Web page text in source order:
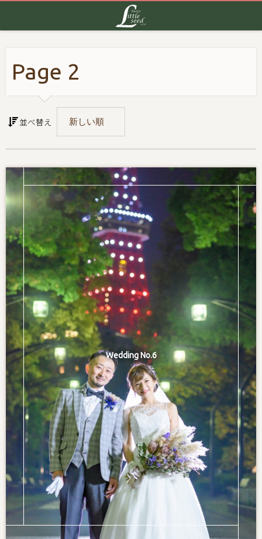
Page 2
並べ替え
Wedding No.6